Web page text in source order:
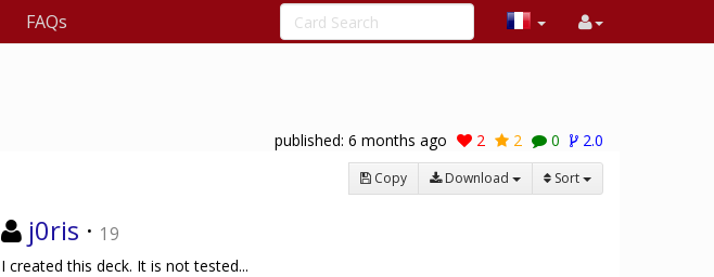
FAQs
published: 6 months ago 2 2 0 2.0
Copy Download Sort
j0ris · 19
I created this deck. It is not tested...